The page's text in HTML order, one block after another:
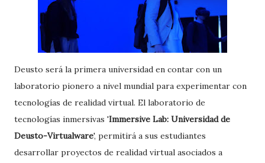
Deusto será la primera universidad en contar con un
laboratorio pionero a nivel mundial para experimentar con
tecnologías de realidad virtual. El laboratorio de
tecnologías inmersivas 'Immersive Lab: Universidad de
Deusto-Virtualware', permitirá a sus estudiantes
desarrollar proyectos de realidad virtual asociados a